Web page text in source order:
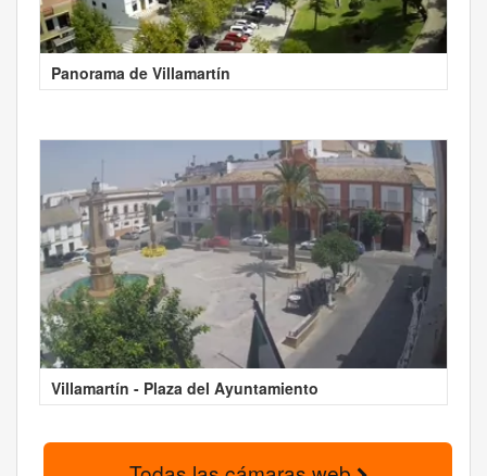
Panorama de Villamartín
Villamartín - Plaza del Ayuntamiento